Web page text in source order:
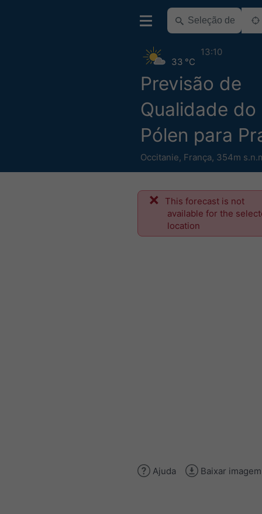
Previsão de
Qualidade do
Pólen para
Occitanie, França, 354m
33 °C
13:10
This forecast is not
available for the
location
Ajuda Baixar imagem